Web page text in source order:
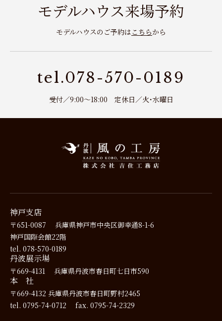
モデルハウス来場予約
モデルハウスのご予約は こちらから
tel.078-570-0189
受付／9:00～18:00 定休日／火･水曜日
神戸支店
〒651-0087 兵庫県神戸市中央区御幸通8-1-6
神戸国際会館22階
tel. 078-570-0189
丹波展示場
〒669-4131 兵庫県丹波市春日町七日市590
本 社
〒669-4132 兵庫県丹波市春日町野村2465
tel. 0795-74-0712 fax. 0795-74-2329